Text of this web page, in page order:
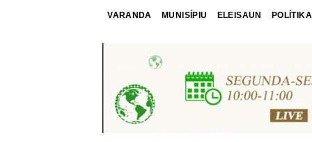
VARANDA MUNISÍPIU ELEISAUN POLÍTIKA